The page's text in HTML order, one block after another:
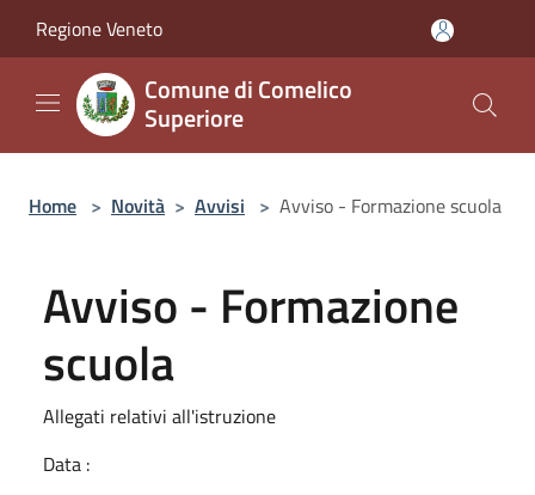
Regione Veneto
Comune di Comelico
Superiore
Home > Novità > Avvisi > Avviso - Formazione scuola
Avviso - Formazione
scuola
Allegati relativi all'istruzione
Data :